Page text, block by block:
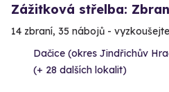
Zážitková střelba:
14 zbraní, 35 nábojů -
Dačice (okres Jindřichův
(+ 28 dalších lokalit)